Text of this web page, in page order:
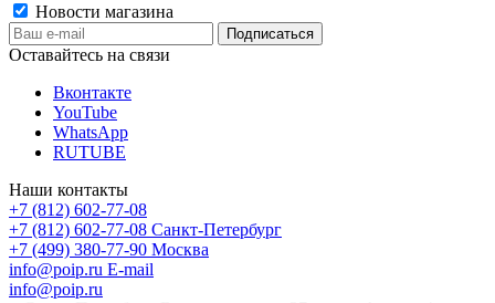
Новости магазина
Оставайтесь на связи
Вконтакте
YouTube
WhatsApp
RUTUBE
Наши контакты
+7 (812) 602-77-08
+7 (812) 602-77-08 Санкт-Петербург
+7 (499) 380-77-90 Москва
info@poip.ru E-mail
info@poip.ru